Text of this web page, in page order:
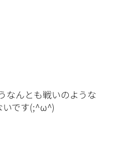
なんとも戦いのような
いです(;^ω^)